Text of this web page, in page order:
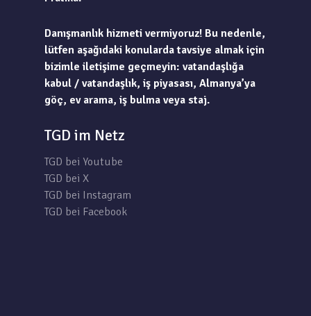
Danışmanlık hizmeti vermiyoruz! Bu nedenle,
lütfen aşağıdaki konularda tavsiye almak için
bizimle iletişime geçmeyin: vatandaşlığa
kabul / vatandaşlık, iş piyasası, Almanya’ya
göç, ev arama, iş bulma veya staj.
TGD im Netz
TGD bei Youtube
TGD bei X
TGD bei Instagram
TGD bei Facebook